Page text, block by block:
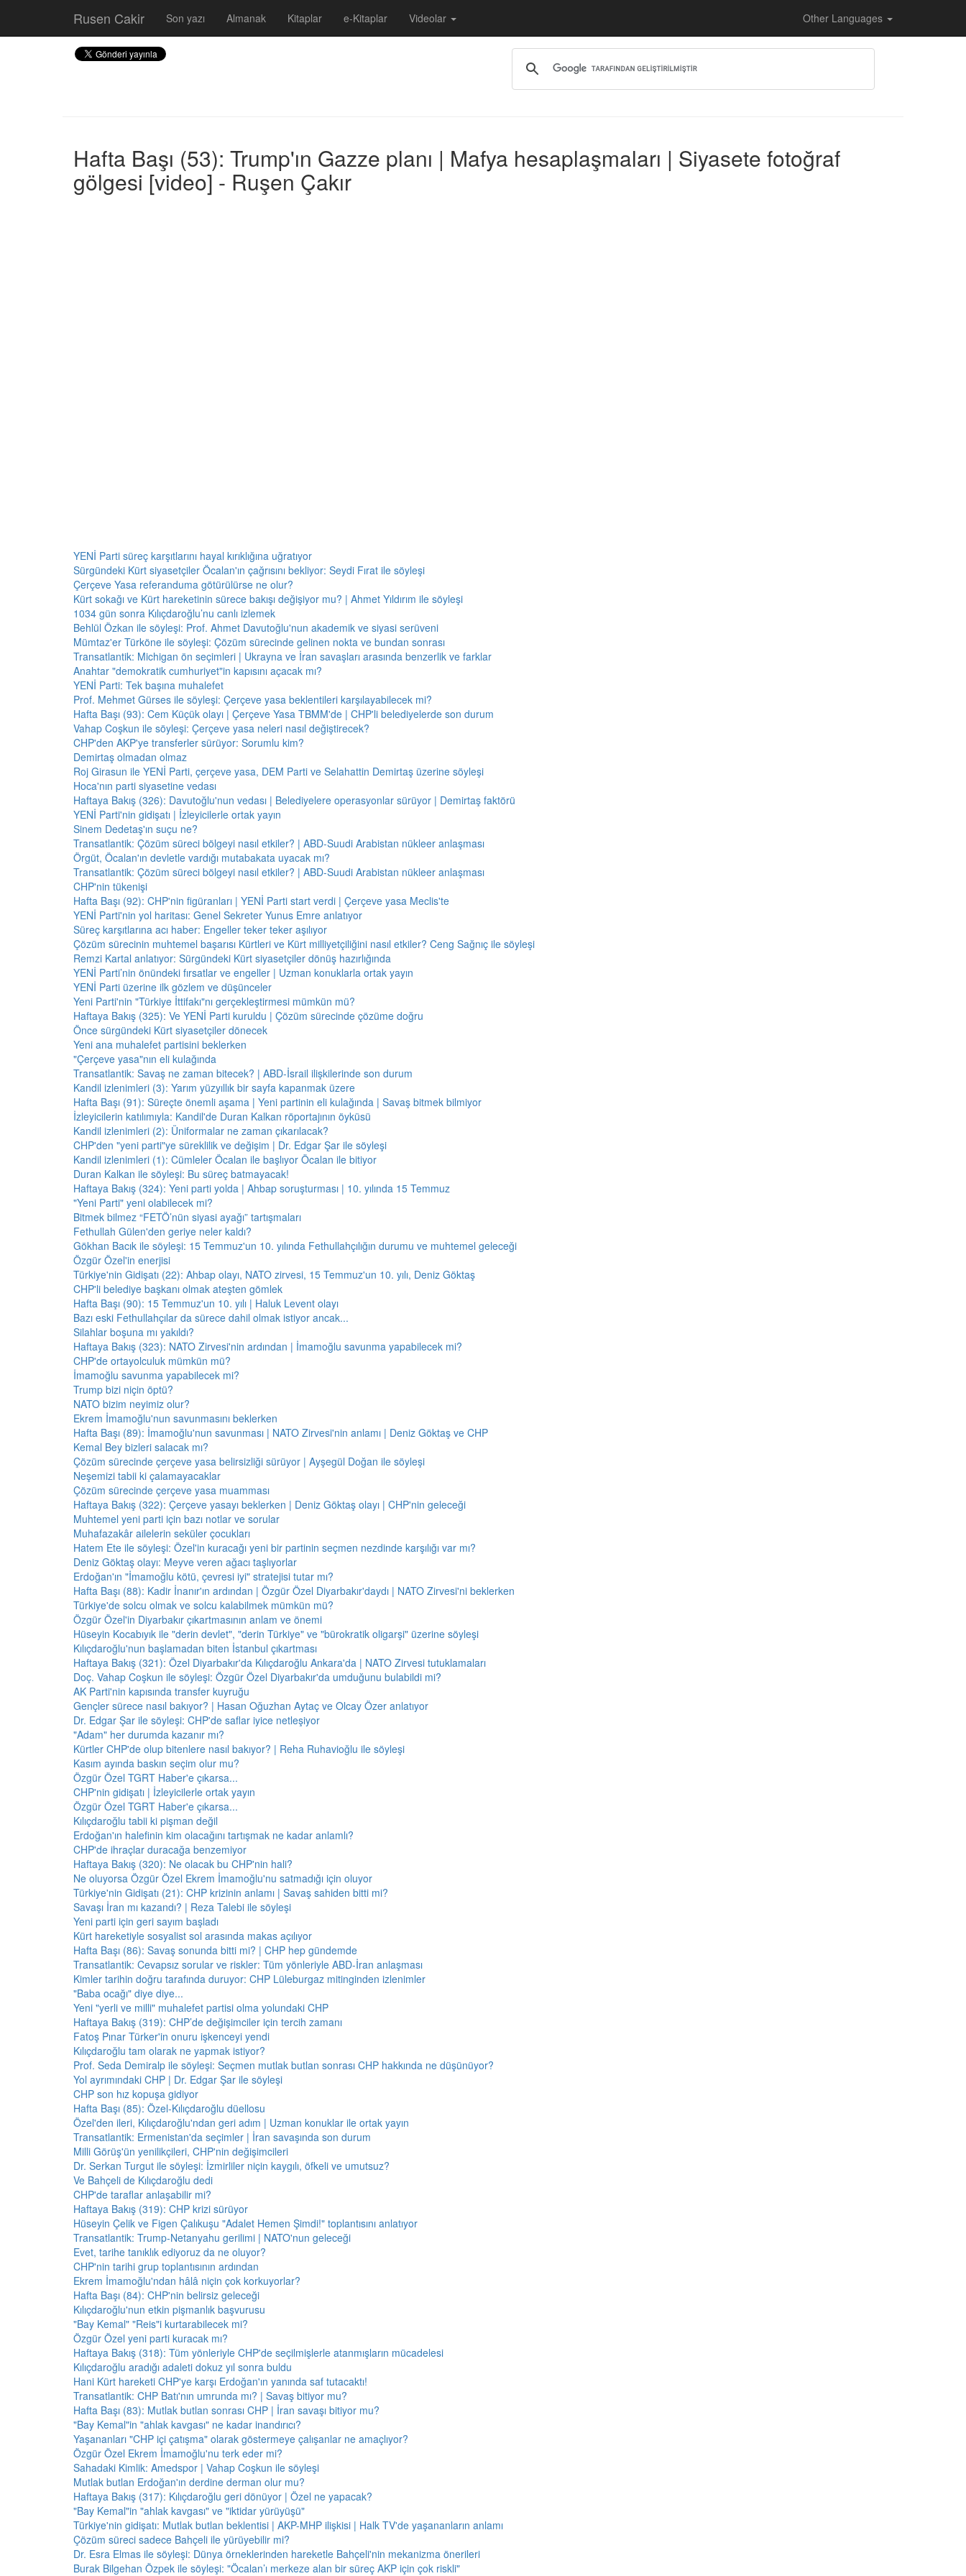
Rusen Cakir Son yazı Almanak Kitaplar e-Kitaplar Videolar Other Languages
Hafta Başı (53): Trump'ın Gazze planı | Mafya hesaplaşmaları | Siyasete fotoğraf
gölgesi [video] - Ruşen Çakır
YENİ Parti süreç karşıtlarını hayal kırıklığına uğratıyor
Sürgündeki Kürt siyasetçiler Öcalan'ın çağrısını bekliyor: Seydi Fırat ile söyleşi
Çerçeve Yasa referanduma götürülürse ne olur?
Kürt sokağı ve Kürt hareketinin sürece bakışı değişiyor mu? | Ahmet Yıldırım ile söyleşi
1034 gün sonra Kılıçdaroğlu’nu canlı izlemek
Behlül Özkan ile söyleşi: Prof. Ahmet Davutoğlu'nun akademik ve siyasi serüveni
Mümtaz'er Türköne ile söyleşi: Çözüm sürecinde gelinen nokta ve bundan sonrası
Transatlantik: Michigan ön seçimleri | Ukrayna ve İran savaşları arasında benzerlik ve farklar
Anahtar "demokratik cumhuriyet"in kapısını açacak mı?
YENİ Parti: Tek başına muhalefet
Prof. Mehmet Gürses ile söyleşi: Çerçeve yasa beklentileri karşılayabilecek mi?
Hafta Başı (93): Cem Küçük olayı | Çerçeve Yasa TBMM'de | CHP'li belediyelerde son durum
Vahap Coşkun ile söyleşi: Çerçeve yasa neleri nasıl değiştirecek?
CHP'den AKP'ye transferler sürüyor: Sorumlu kim?
Demirtaş olmadan olmaz
Roj Girasun ile YENİ Parti, çerçeve yasa, DEM Parti ve Selahattin Demirtaş üzerine söyleşi
Hoca'nın parti siyasetine vedası
Haftaya Bakış (326): Davutoğlu'nun vedası | Belediyelere operasyonlar sürüyor | Demirtaş faktörü
YENİ Parti'nin gidişatı | İzleyicilerle ortak yayın
Sinem Dedetaş'ın suçu ne?
Transatlantik: Çözüm süreci bölgeyi nasıl etkiler? | ABD-Suudi Arabistan nükleer anlaşması
Örgüt, Öcalan'ın devletle vardığı mutabakata uyacak mı?
Transatlantik: Çözüm süreci bölgeyi nasıl etkiler? | ABD-Suudi Arabistan nükleer anlaşması
CHP'nin tükenişi
Hafta Başı (92): CHP'nin figüranları | YENİ Parti start verdi | Çerçeve yasa Meclis'te
YENİ Parti'nin yol haritası: Genel Sekreter Yunus Emre anlatıyor
Süreç karşıtlarına acı haber: Engeller teker teker aşılıyor
Çözüm sürecinin muhtemel başarısı Kürtleri ve Kürt milliyetçiliğini nasıl etkiler? Ceng Sağnıç ile söyleşi
Remzi Kartal anlatıyor: Sürgündeki Kürt siyasetçiler dönüş hazırlığında
YENİ Parti’nin önündeki fırsatlar ve engeller | Uzman konuklarla ortak yayın
YENİ Parti üzerine ilk gözlem ve düşünceler
Yeni Parti'nin "Türkiye İttifakı"nı gerçekleştirmesi mümkün mü?
Haftaya Bakış (325): Ve YENİ Parti kuruldu | Çözüm sürecinde çözüme doğru
Önce sürgündeki Kürt siyasetçiler dönecek
Yeni ana muhalefet partisini beklerken
"Çerçeve yasa"nın eli kulağında
Transatlantik: Savaş ne zaman bitecek? | ABD-İsrail ilişkilerinde son durum
Kandil izlenimleri (3): Yarım yüzyıllık bir sayfa kapanmak üzere
Hafta Başı (91): Süreçte önemli aşama | Yeni partinin eli kulağında | Savaş bitmek bilmiyor
İzleyicilerin katılımıyla: Kandil'de Duran Kalkan röportajının öyküsü
Kandil izlenimleri (2): Üniformalar ne zaman çıkarılacak?
CHP'den "yeni parti"ye süreklilik ve değişim | Dr. Edgar Şar ile söyleşi
Kandil izlenimleri (1): Cümleler Öcalan ile başlıyor Öcalan ile bitiyor
Duran Kalkan ile söyleşi: Bu süreç batmayacak!
Haftaya Bakış (324): Yeni parti yolda | Ahbap soruşturması | 10. yılında 15 Temmuz
"Yeni Parti" yeni olabilecek mi?
Bitmek bilmez “FETÖ’nün siyasi ayağı” tartışmaları
Fethullah Gülen'den geriye neler kaldı?
Gökhan Bacık ile söyleşi: 15 Temmuz'un 10. yılında Fethullahçılığın durumu ve muhtemel geleceği
Özgür Özel'in enerjisi
Türkiye'nin Gidişatı (22): Ahbap olayı, NATO zirvesi, 15 Temmuz'un 10. yılı, Deniz Göktaş
CHP'li belediye başkanı olmak ateşten gömlek
Hafta Başı (90): 15 Temmuz'un 10. yılı | Haluk Levent olayı
Bazı eski Fethullahçılar da sürece dahil olmak istiyor ancak...
Silahlar boşuna mı yakıldı?
Haftaya Bakış (323): NATO Zirvesi'nin ardından | İmamoğlu savunma yapabilecek mi?
CHP'de ortayolculuk mümkün mü?
İmamoğlu savunma yapabilecek mi?
Trump bizi niçin öptü?
NATO bizim neyimiz olur?
Ekrem İmamoğlu'nun savunmasını beklerken
Hafta Başı (89): İmamoğlu'nun savunması | NATO Zirvesi'nin anlamı | Deniz Göktaş ve CHP
Kemal Bey bizleri salacak mı?
Çözüm sürecinde çerçeve yasa belirsizliği sürüyor | Ayşegül Doğan ile söyleşi
Neşemizi tabii ki çalamayacaklar
Çözüm sürecinde çerçeve yasa muamması
Haftaya Bakış (322): Çerçeve yasayı beklerken | Deniz Göktaş olayı | CHP'nin geleceği
Muhtemel yeni parti için bazı notlar ve sorular
Muhafazakâr ailelerin seküler çocukları
Hatem Ete ile söyleşi: Özel'in kuracağı yeni bir partinin seçmen nezdinde karşılığı var mı?
Deniz Göktaş olayı: Meyve veren ağacı taşlıyorlar
Erdoğan'ın "İmamoğlu kötü, çevresi iyi" stratejisi tutar mı?
Hafta Başı (88): Kadir İnanır'ın ardından | Özgür Özel Diyarbakır'daydı | NATO Zirvesi'ni beklerken
Türkiye'de solcu olmak ve solcu kalabilmek mümkün mü?
Özgür Özel'in Diyarbakır çıkartmasının anlam ve önemi
Hüseyin Kocabıyık ile "derin devlet", "derin Türkiye" ve "bürokratik oligarşi" üzerine söyleşi
Kılıçdaroğlu'nun başlamadan biten İstanbul çıkartması
Haftaya Bakış (321): Özel Diyarbakır'da Kılıçdaroğlu Ankara'da | NATO Zirvesi tutuklamaları
Doç. Vahap Coşkun ile söyleşi: Özgür Özel Diyarbakır'da umduğunu bulabildi mi?
AK Parti'nin kapısında transfer kuyruğu
Gençler sürece nasıl bakıyor? | Hasan Oğuzhan Aytaç ve Olcay Özer anlatıyor
Dr. Edgar Şar ile söyleşi: CHP'de saflar iyice netleşiyor
"Adam" her durumda kazanır mı?
Kürtler CHP'de olup bitenlere nasıl bakıyor? | Reha Ruhavioğlu ile söyleşi
Kasım ayında baskın seçim olur mu?
Özgür Özel TGRT Haber'e çıkarsa...
CHP'nin gidişatı | İzleyicilerle ortak yayın
Özgür Özel TGRT Haber'e çıkarsa...
Kılıçdaroğlu tabii ki pişman değil
Erdoğan'ın halefinin kim olacağını tartışmak ne kadar anlamlı?
CHP'de ihraçlar duracağa benzemiyor
Haftaya Bakış (320): Ne olacak bu CHP'nin hali?
Ne oluyorsa Özgür Özel Ekrem İmamoğlu'nu satmadığı için oluyor
Türkiye'nin Gidişatı (21): CHP krizinin anlamı | Savaş sahiden bitti mi?
Savaşı İran mı kazandı? | Reza Talebi ile söyleşi
Yeni parti için geri sayım başladı
Kürt hareketiyle sosyalist sol arasında makas açılıyor
Hafta Başı (86): Savaş sonunda bitti mi? | CHP hep gündemde
Transatlantik: Cevapsız sorular ve riskler: Tüm yönleriyle ABD-İran anlaşması
Kimler tarihin doğru tarafında duruyor: CHP Lüleburgaz mitinginden izlenimler
"Baba ocağı" diye diye...
Yeni "yerli ve milli" muhalefet partisi olma yolundaki CHP
Haftaya Bakış (319): CHP’de değişimciler için tercih zamanı
Fatoş Pınar Türker'in onuru işkenceyi yendi
Kılıçdaroğlu tam olarak ne yapmak istiyor?
Prof. Seda Demiralp ile söyleşi: Seçmen mutlak butlan sonrası CHP hakkında ne düşünüyor?
Yol ayrımındaki CHP | Dr. Edgar Şar ile söyleşi
CHP son hız kopuşa gidiyor
Hafta Başı (85): Özel-Kılıçdaroğlu düellosu
Özel'den ileri, Kılıçdaroğlu'ndan geri adım | Uzman konuklar ile ortak yayın
Transatlantik: Ermenistan'da seçimler | İran savaşında son durum
Milli Görüş'ün yenilikçileri, CHP'nin değişimcileri
Dr. Serkan Turgut ile söyleşi: İzmirliler niçin kaygılı, öfkeli ve umutsuz?
Ve Bahçeli de Kılıçdaroğlu dedi
CHP'de taraflar anlaşabilir mi?
Haftaya Bakış (319): CHP krizi sürüyor
Hüseyin Çelik ve Figen Çalıkuşu "Adalet Hemen Şimdi!" toplantısını anlatıyor
Transatlantik: Trump-Netanyahu gerilimi | NATO'nun geleceği
Evet, tarihe tanıklık ediyoruz da ne oluyor?
CHP'nin tarihi grup toplantısının ardından
Ekrem İmamoğlu'ndan hâlâ niçin çok korkuyorlar?
Hafta Başı (84): CHP'nin belirsiz geleceği
Kılıçdaroğlu'nun etkin pişmanlık başvurusu
"Bay Kemal" "Reis"i kurtarabilecek mi?
Özgür Özel yeni parti kuracak mı?
Haftaya Bakış (318): Tüm yönleriyle CHP'de seçilmişlerle atanmışların mücadelesi
Kılıçdaroğlu aradığı adaleti dokuz yıl sonra buldu
Hani Kürt hareketi CHP'ye karşı Erdoğan'ın yanında saf tutacaktı!
Transatlantik: CHP Batı'nın umrunda mı? | Savaş bitiyor mu?
Hafta Başı (83): Mutlak butlan sonrası CHP | İran savaşı bitiyor mu?
"Bay Kemal"in "ahlak kavgası" ne kadar inandırıcı?
Yaşananları "CHP içi çatışma" olarak göstermeye çalışanlar ne amaçlıyor?
Özgür Özel Ekrem İmamoğlu'nu terk eder mi?
Sahadaki Kimlik: Amedspor | Vahap Coşkun ile söyleşi
Mutlak butlan Erdoğan'ın derdine derman olur mu?
Haftaya Bakış (317): Kılıçdaroğlu geri dönüyor | Özel ne yapacak?
"Bay Kemal"in "ahlak kavgası" ve "iktidar yürüyüşü"
Türkiye'nin gidişatı: Mutlak butlan beklentisi | AKP-MHP ilişkisi | Halk TV'de yaşananların anlamı
Çözüm süreci sadece Bahçeli ile yürüyebilir mi?
Dr. Esra Elmas ile söyleşi: Dünya örneklerinden hareketle Bahçeli'nin mekanizma önerileri
Burak Bilgehan Özpek ile söyleşi: "Öcalan’ı merkeze alan bir süreç AKP için çok riskli"